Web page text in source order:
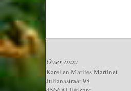
Over ons:
Karel en Marlies Martinet
Julianastraat 98